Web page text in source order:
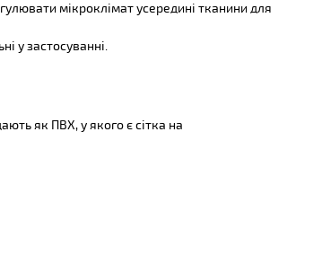
мікроклімат усередині тканини для
у застосуванні.
як ПВХ, у якого є сітка на